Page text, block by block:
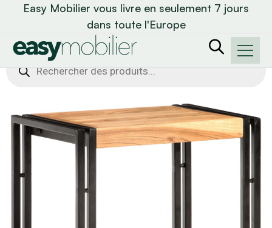
Easy Mobilier vous livre en seulement 7 jours
dans toute l'Europe
Recherche
de